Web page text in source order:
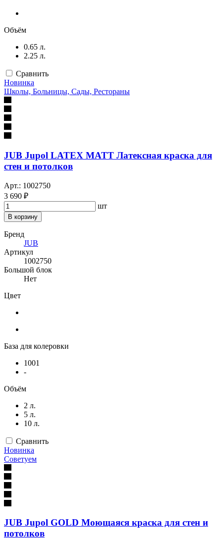
Объём
0.65 л.
2.25 л.
Сравнить
Новинка
Школы, Больницы, Сады, Рестораны
JUB Jupol LATEX MATT Латексная краска для
стен и потолков
Арт.: 1002750
3 690 ₽
шт
В корзину
Бренд
JUB
Артикул
1002750
Большой блок
Нет
Цвет
База для колеровки
1001
-
Объём
2 л.
5 л.
10 л.
Сравнить
Новинка
Советуем
JUB Jupol GOLD Моющаяся краска для стен и
потолков